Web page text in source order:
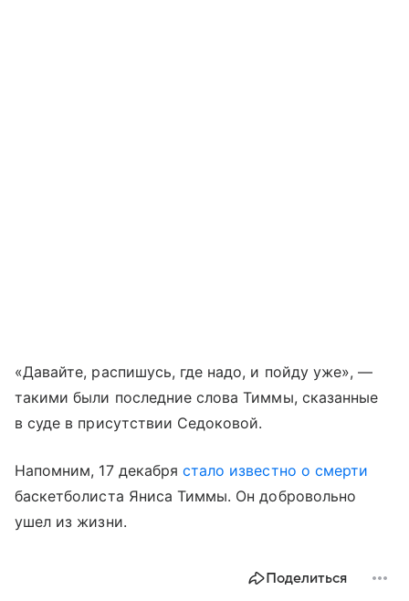
«Давайте, распишусь, где надо, и пойду уже», —
такими были последние слова Тиммы, сказанные
в суде в присутствии Седоковой.
Напомним, 17 декабрястало известно о смерти
баскетболиста Яниса Тиммы. Он добровольно
ушел из жизни.
Поделиться